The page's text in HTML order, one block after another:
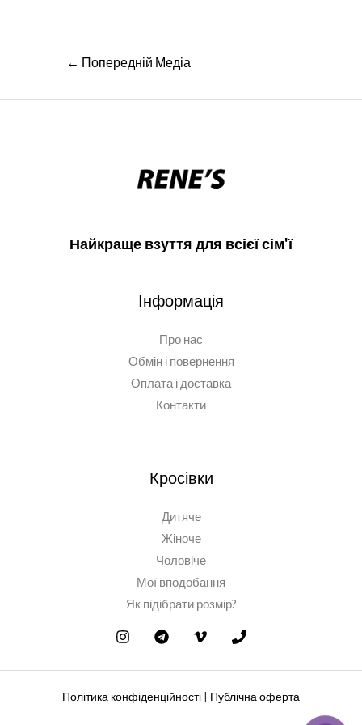
Навігація
← Попередній Медіа
Найкраще взуття для всієї сім'ї
Інформація
Про нас
Обмін і повернення
Оплата і доставка
Контакти
Кросівки
Дитяче
Жіноче
Чоловіче
Мої вподобання
Як підібрати розмір?
Політика конфіденційності Публічна оферта